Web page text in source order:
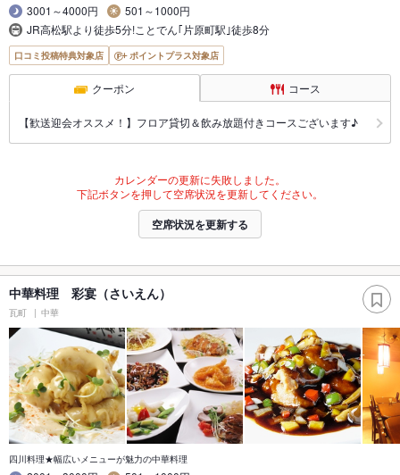
3001～4000円
501～1000円
JR高松駅より徒歩5分!ことでん｢片原町駅｣徒歩8分
口コミ投稿特典対象店 ポイントプラス対象店
クーポン コース
【歓送迎会オススメ！】フロア貸切＆飲み放題付きコースございます♪
カレンダーの更新に失敗しました。
下記ボタンを押して空席状況を更新してください。
空席状況を更新する
中華料理 彩宴（さいえん）
瓦町 中華
四川料理★幅広いメニューが魅力の中華料理